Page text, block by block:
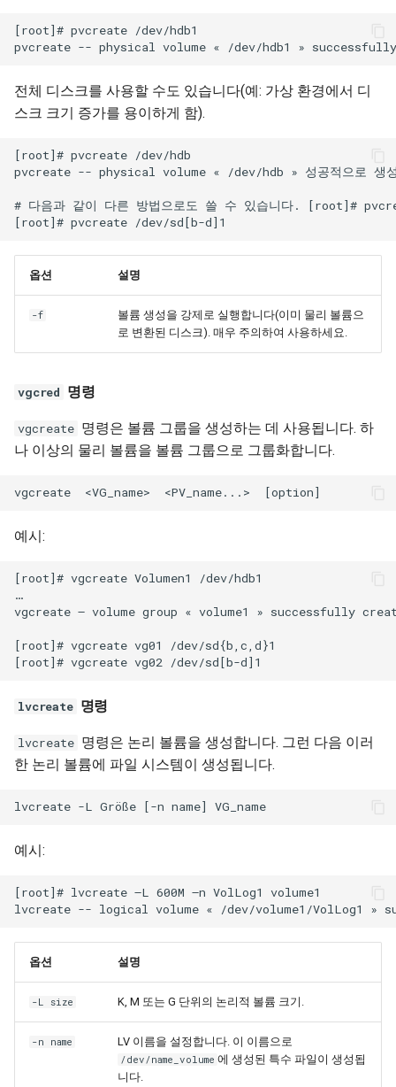
[root]# pvcreate /dev/hdb1
전체 디스크를 사용할 수도 있습니다(예: 가상 환경에서 디
스크 크기 증가를 용이하게 함).
[root]# pvcreate /dev/hdb
pvcreate -- physical volume « /dev/hdb » 성공적으로 생
# 다음과 같이 다른 방법으로도 쓸 수 있습니다. [root]#
옵션 설명
-f
볼륨 생성을 강제로 실행합니다(이미 물리 볼륨으
로 변환된 디스크). 매우 주의하여 사용하세요.
vgcred 명령
vgcreate 명령은 볼륨 그룹을 생성하는 데 사용됩니다. 하
나 이상의 물리 볼륨을 볼륨 그룹으로 그룹화합니다.
예시:
[root]# vgcreate Volumen1 /dev/hdb1
…
vgcreate – volume group « volume1 » successfully
[root]# vgcreate vg01 /dev/sd{b,c,d}1
lvcreate 명령
lvcreate 명령은 논리 볼륨을 생성합니다. 그런 다음 이러
한 논리 볼륨에 파일 시스템이 생성됩니다.
예시:
[root]# lvcreate –L 600M –n VolLog1 volume1
옵션 설명
-L size K, M 또는 G 단위의 논리적 볼륨 크기.
-n name LV 이름을 설정합니다. 이 이름으로
/dev/name_volume 에 생성된 특수 파일이 생성됩
니다.